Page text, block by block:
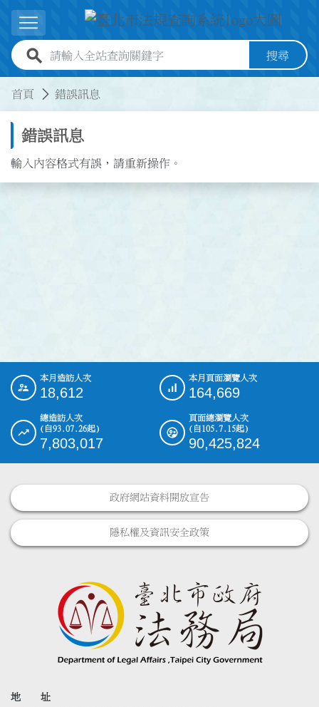
跳到主要內容
展開選單
全站查詢關鍵字欄位 搜尋
首頁 錯誤訊息
錯誤訊息
輸入內容格式有誤，請重新操作。
::: 本月造訪人次
18,612
本月頁面瀏覽人次
164,669
總造訪人次
(自93.07.26起)
7,803,017
頁面總瀏覽人次
(自105.7.15起)
90,425,824
政府網站資料開放宣告
隱私權及資訊安全政策
地 址